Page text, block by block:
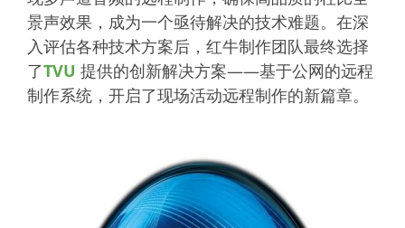
景声效果，成为一个亟待解决的技术难题。在深
入评估各种技术方案后，红牛制作团队最终选择
了TVU 提供的创新解决方案——基于公网的远程
制作系统，开启了现场活动远程制作的新篇章。